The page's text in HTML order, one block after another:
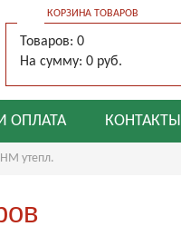
КОРЗИНА ТОВАРОВ
Товаров: 0
На сумму: 0 руб.
ОПЛАТА КОНТАКТЫ
утепл.